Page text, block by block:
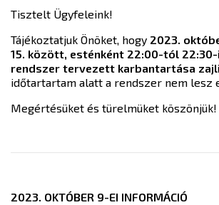
Tisztelt Ügyfeleink!
Tájékoztatjuk Önöket, hogy 2023.
15. között, esténként 22:00-tól 22:30-
rendszer tervezett karbantartása
időtartartam alatt a rendszer nem lesz
Megértésüket és türelmüket köszönjük!
2023. OKTÓBER 9-EI INFORMÁCIÓ